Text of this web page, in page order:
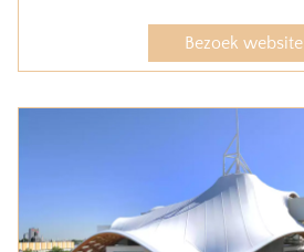
Bezoek website